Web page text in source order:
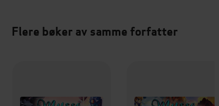
Flere bøker av samme forfatter